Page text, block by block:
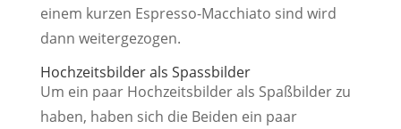
einem kurzen Espresso-Macchiato sind wird
dann weitergezogen.
Hochzeitsbilder als Spassbilder
Um ein paar Hochzeitsbilder als Spaßbilder zu
haben, haben sich die Beiden ein paar